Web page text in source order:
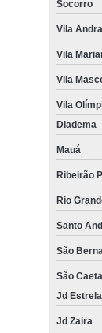
Socorro
Vila
Vila
Vila
Vila
Diadema
Mauá
Ribeirão
Rio
Santo
São
São
Jd Estrela
Jd Zaira